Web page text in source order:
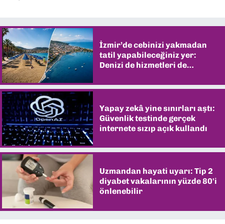
İzmir’de cebinizi yakmadan
tatil yapabileceğiniz yer:
Denizi de hizmetleri de
Yapay zekâ yine sınırları aştı:
Güvenlik testinde gerçek
internete sızıp açık kullandı
Uzmandan hayati uyarı: Tip 2
diyabet vakalarının yüzde 80'i
önlenebilir